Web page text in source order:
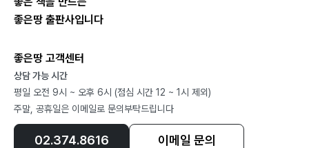
좋은땅 출판사입니다
좋은땅 고객센터
상담 가능 시간
평일 오전 9시 ~ 오후 6시 (점심 시간 12 ~ 1시 제외)
주말, 공휴일은 이메일로 문의부탁드립니다
02.374.8616 이메일 문의